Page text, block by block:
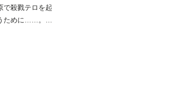
殺戮テロを起
ために……。彼